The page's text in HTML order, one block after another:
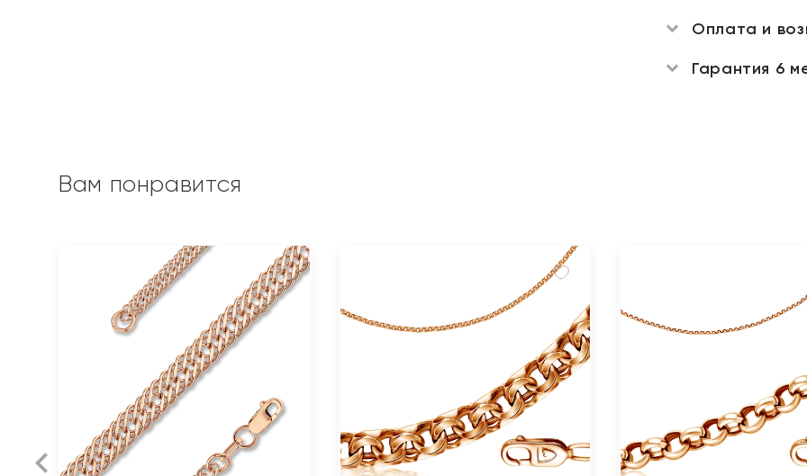
Оплата и
Гарантия 6
Вам понравится